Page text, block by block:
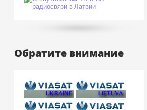
Обратите внимание